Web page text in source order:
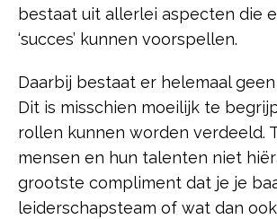
bestaat uit allerlei aspecten die
‘succes’ kunnen voorspellen.
Daarbij bestaat er helemaal
Dit is misschien moeilijk te
rollen kunnen worden verdeeld.
mensen en hun talenten niet
grootste compliment dat je je
leiderschapsteam of wat dan